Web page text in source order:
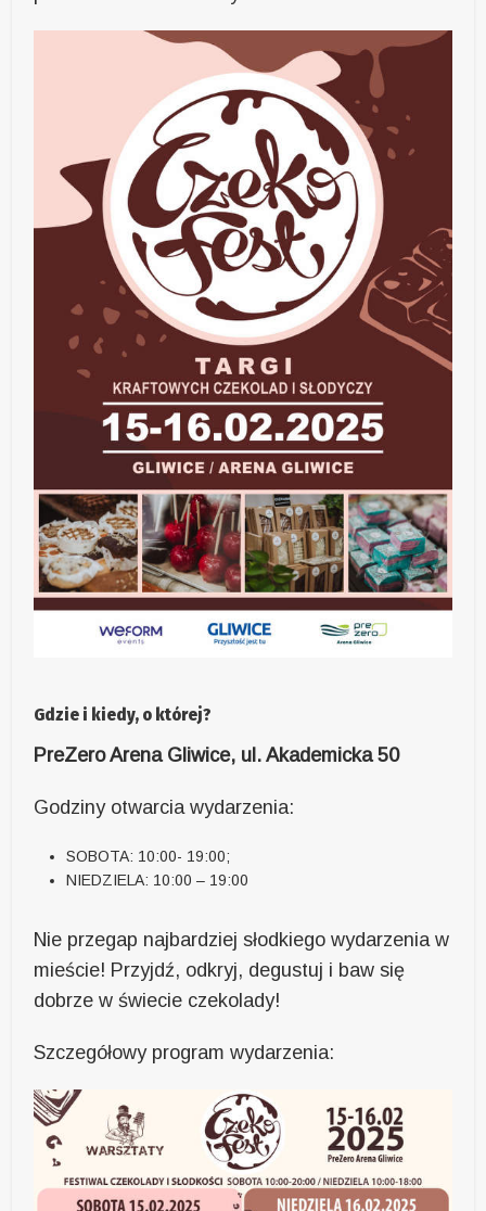
Gdzie i kiedy, o której?
PreZero Arena Gliwice, ul. Akademicka 50
Godziny otwarcia wydarzenia:
SOBOTA: 10:00- 19:00;
NIEDZIELA: 10:00 – 19:00
Nie przegap najbardziej słodkiego wydarzenia w
mieście! Przyjdź, odkryj, degustuj i baw się
dobrze w świecie czekolady!
Szczegółowy program wydarzenia: